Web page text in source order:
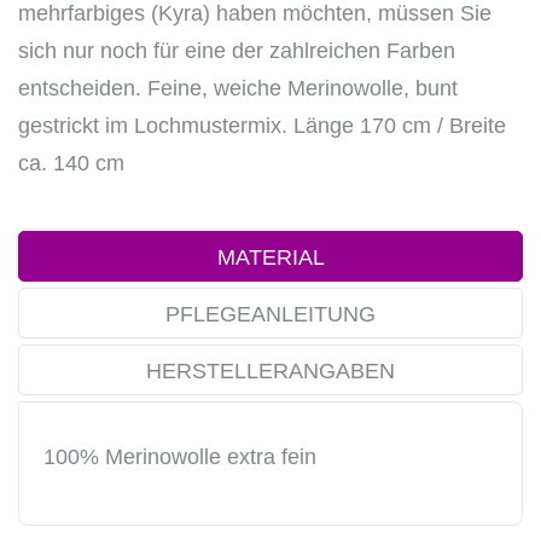
mehrfarbiges (Kyra) haben möchten, müssen Sie
sich nur noch für eine der zahlreichen Farben
entscheiden. Feine, weiche Merinowolle, bunt
gestrickt im Lochmustermix. Länge 170 cm / Breite
ca. 140 cm
MATERIAL
PFLEGEANLEITUNG
HERSTELLERANGABEN
100% Merinowolle extra fein